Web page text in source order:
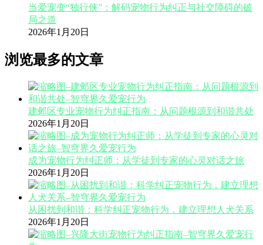
当爱宠变“独行侠”：解码宠物行为纠正与社交障碍的破
局之道
2026年1月20日
浏览最多的文章
建邺区专业宠物行为纠正指南：从问题根源到和谐共处
2026年1月20日
成为宠物行为纠正师：从学徒到专家的心灵对话之旅
2026年1月20日
从困扰到和谐：科学纠正宠物行为，建立理想人犬关系
2026年1月20日